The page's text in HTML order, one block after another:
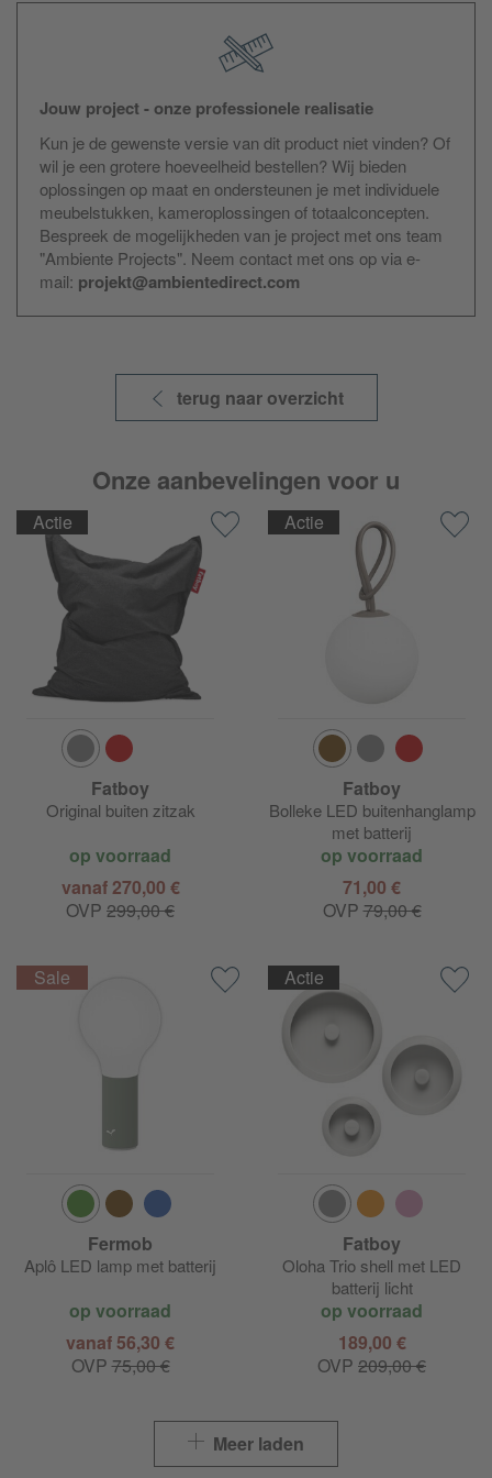
unieke lichte karakter van de lamp accentueren.
Jouw project - onze professionele realisatie
Kun je de gewenste versie van dit product niet vinden? Of
wil je een grotere hoeveelheid bestellen? Wij bieden
oplossingen op maat en ondersteunen je met individuele
meubelstukken, kameroplossingen of totaalconcepten.
Bespreek de mogelijkheden van je project met ons team
"Ambiente Projects". Neem contact met ons op via e-
mail: projekt@ambientedirect.com
terug naar overzicht
Onze aanbevelingen voor u
Actie
Fatboy
Original buiten zitzak
op voorraad
vanaf 270,00 €
OVP 299,00 €
Actie
Fatboy
Bolleke LED buitenhanglamp
met batterij
op voorraad
71,00 €
OVP79,00 €
Fermob
Aplô LED lamp met batterij
op voorraad
vanaf 56,30 €
OVP75,00 €
Actie
Fatboy
Oloha Trio shell met LED
batterij licht
op voorraad
189,00 €
OVP 209,00 €
Meer laden